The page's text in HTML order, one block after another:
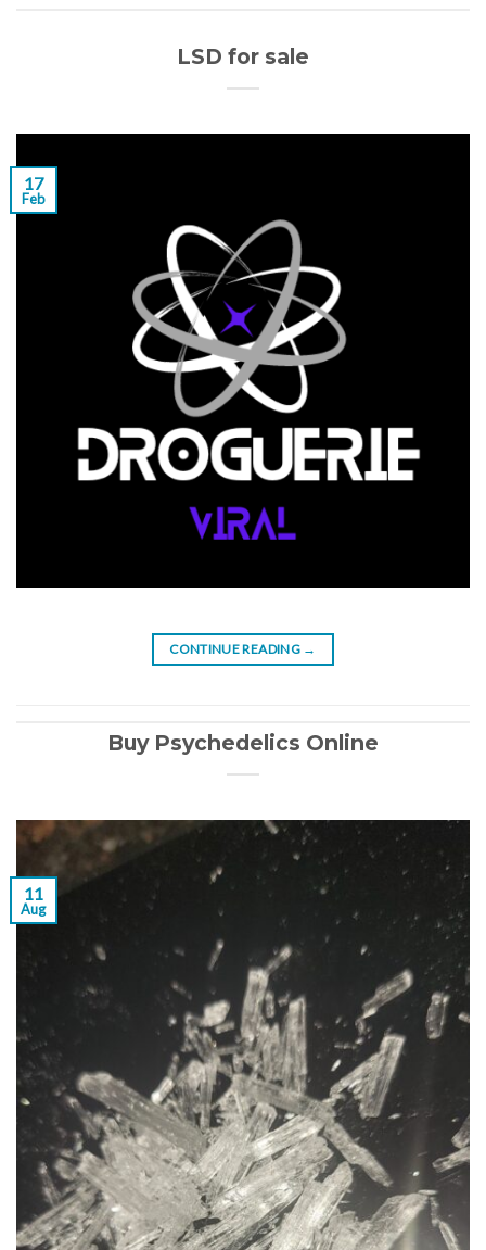
LSD for sale
17
Feb
CONTINUE READING →
Buy Psychedelics Online
11
Aug